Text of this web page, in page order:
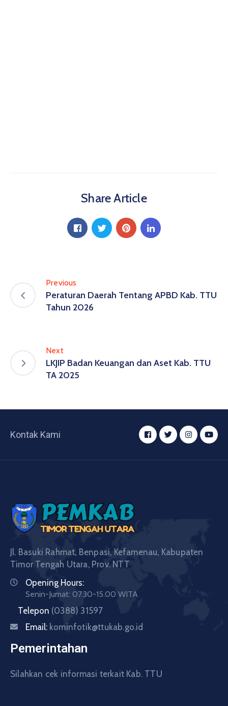
Share Article
Previous
Peraturan Daerah Tentang APBD Kab. TTU
Tahun 2026
Next
LKJIP Badan Keuangan dan Aset Kab. TTU
TA 2025
Kontak Kami
Jl. Basuki Rahmat, Benpasi, Kefamenau, Kabupaten
Timor Tengah Utara, Prov. NTT
Opening Hours:
Senin-Jumat: 07.30-15.00 WITA
Telepon (0388) 31597
Email: kominfotik@ttukab.go.id
Pemerintahan
Silahkan cek informasi terkait Kab. TTU